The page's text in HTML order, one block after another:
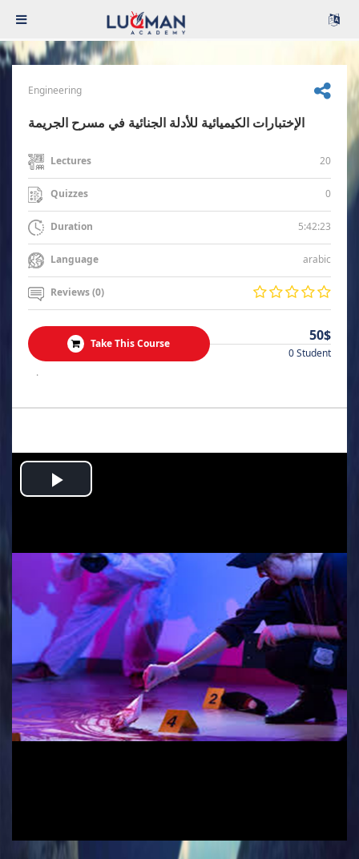
Engineering
الإختبارات الكيميائية للأدلة الجنائية في مسرح الجريمة
Lectures 20
Quizzes 0
Duration 5:42:23
Language arabic
Reviews (0)
Take This Course 50$
0 Student
.
Play